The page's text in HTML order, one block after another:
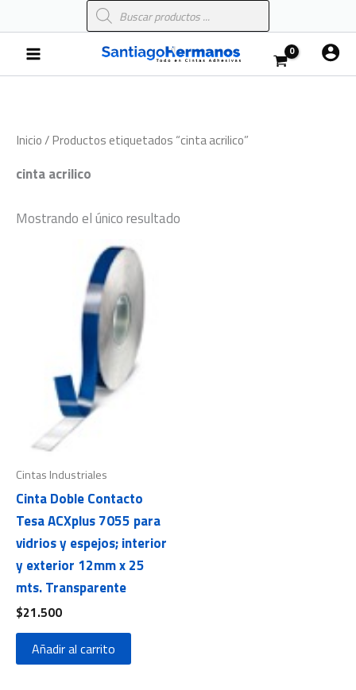
al
contenido
Búsqueda
de
Main
Menu
Inicio/ Productos etiquetados “cinta acrilico”
cinta acrilico
Mostrando el único resultado
Cintas Industriales
Cinta Doble Contacto
Tesa ACXplus 7055 para
vidrios y espejos; interior
y exterior 12mm x 25
mts. Transparente
$21.500
Añadir al carrito